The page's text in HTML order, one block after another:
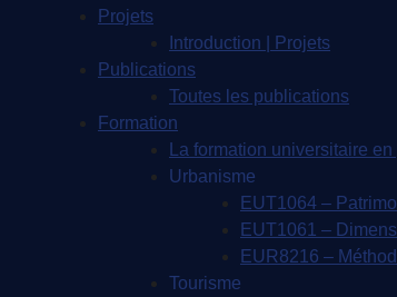
Projets
Introduction | Projets
Publications
Toutes les publications
Formation
La formation universitaire
Urbanisme
EUT1064 –
EUT1061 –
EUR8216 –
Tourisme